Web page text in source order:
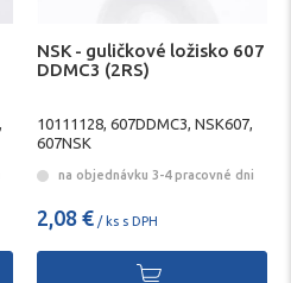
NSK - guličkové ložisko 607
DDMC3 (2RS)
10111128, 607DDMC3, NSK607,
607NSK
na objednávku 3-4 pracovné dni
2,08 € / ks s DPH